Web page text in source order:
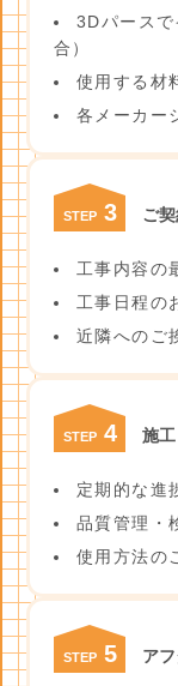
3Dパース
合）
使用する材
各メーカー
STEP 3 ご
工事内容の
工事日程の
近隣へのご
STEP 4 施
定期的な進
品質管理・
使用方法の
STEP 5 ア